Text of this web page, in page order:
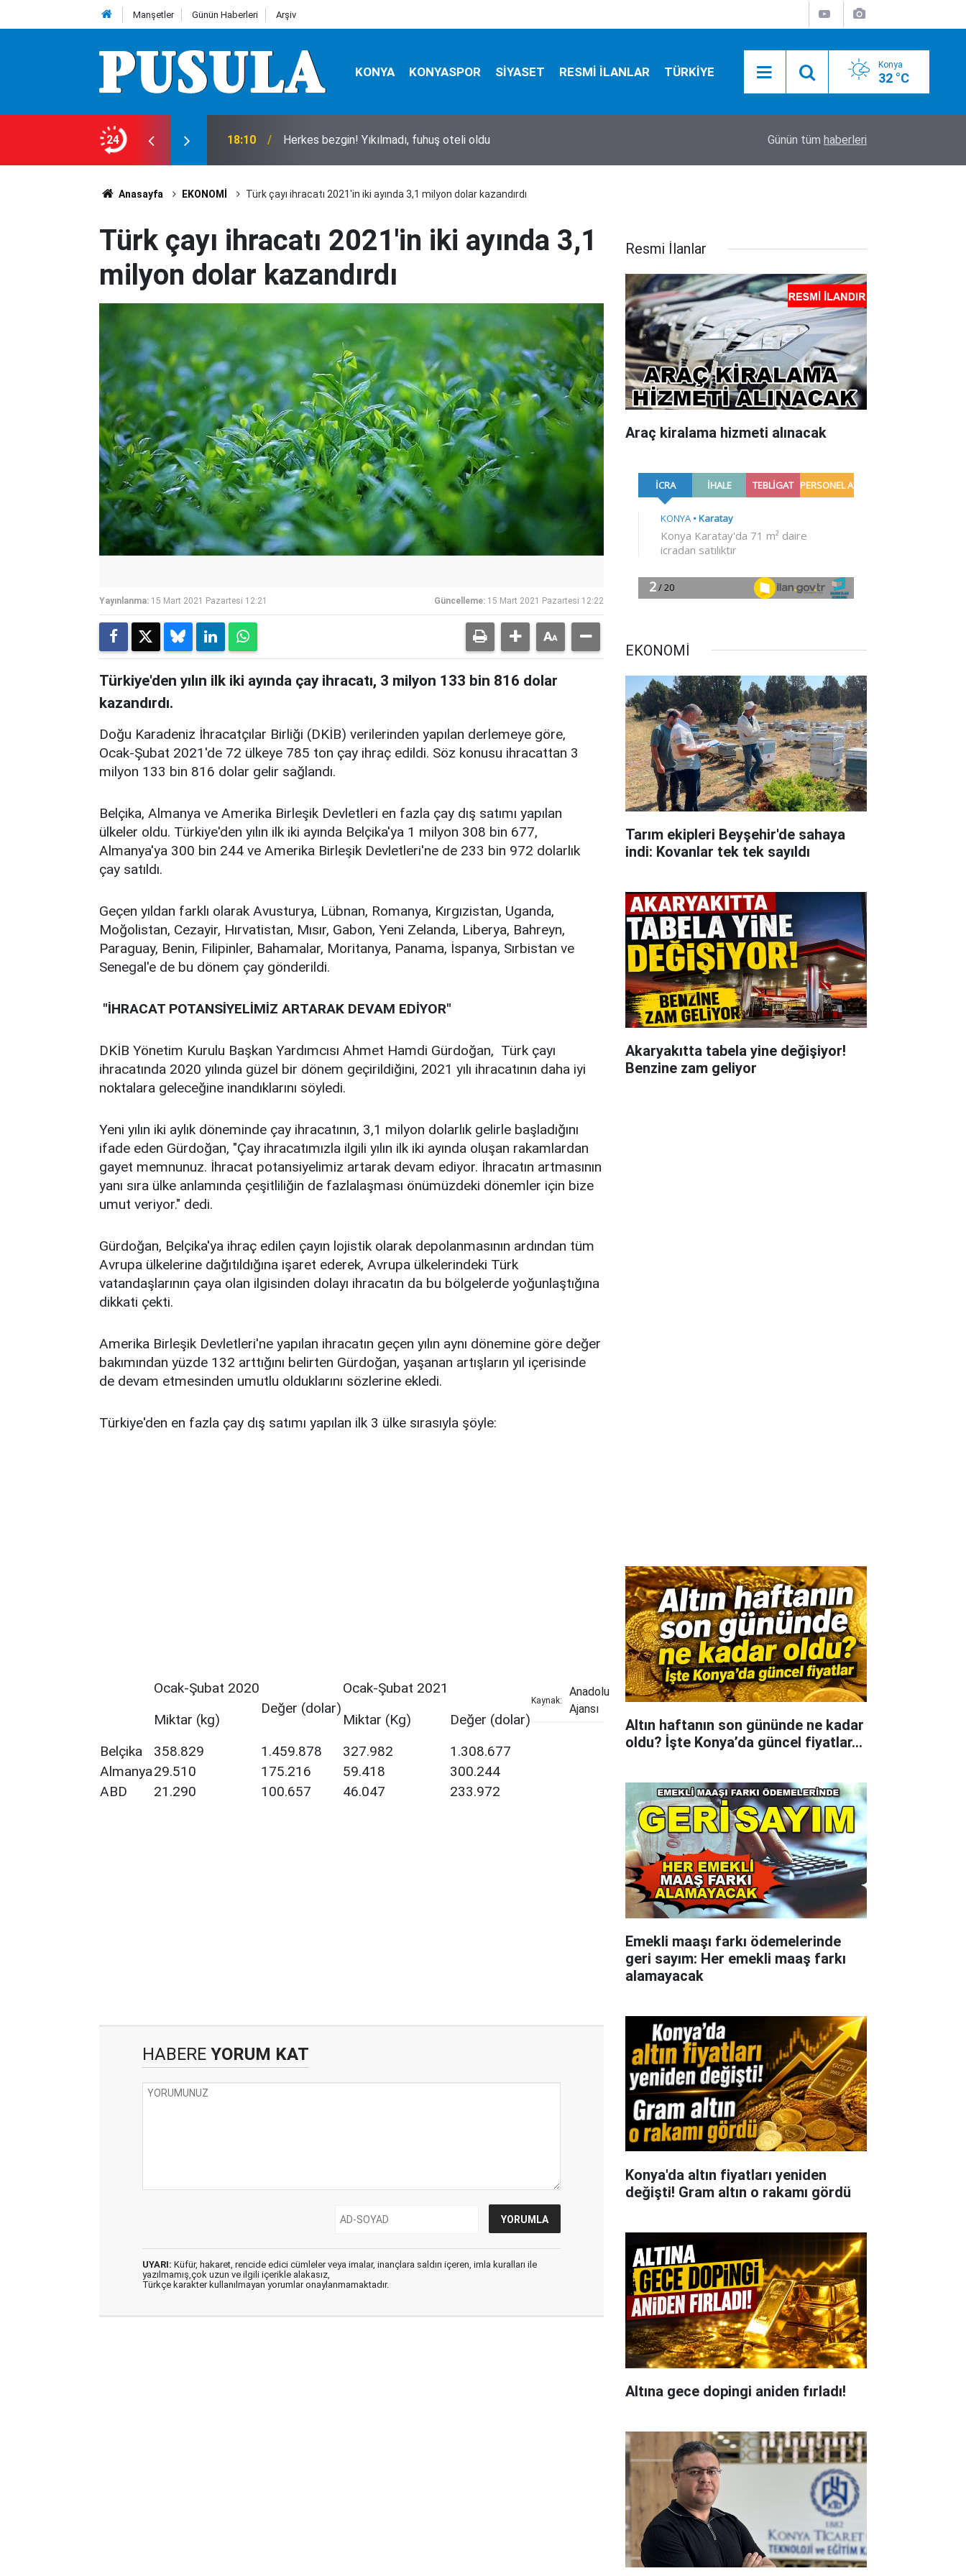
Manşetler Günün Haberleri Arşiv
KONYA KONYASPOR SİYASET RESMİ İLANLAR TÜRKİYE Konya
32 °C
24
Ağustos Cuma günü olup bitenler… 18:10 Herkes bezgin! Yıkılmadı, fuhuş oteli oldu Tarım ekipleri Beyşehir'de sahaya indi:
Günün tüm haberleri
Anasayfa EKONOMİ Türk çayı ihracatı 2021'in iki ayında 3,1 milyon dolar kazandırdı
Türk çayı ihracatı 2021'in iki ayında 3,1
milyon dolar kazandırdı
Yayınlanma: 15 Mart 2021 Pazartesi 12:21 Güncelleme: 15 Mart 2021 Pazartesi 12:22
Türkiye'den yılın ilk iki ayında çay ihracatı, 3 milyon 133 bin 816 dolar
kazandırdı.
Doğu Karadeniz İhracatçılar Birliği (DKİB) verilerinden yapılan derlemeye göre,
Ocak-Şubat 2021'de 72 ülkeye 785 ton çay ihraç edildi. Söz konusu ihracattan 3
milyon 133 bin 816 dolar gelir sağlandı.
Belçika, Almanya ve Amerika Birleşik Devletleri en fazla çay dış satımı yapılan
ülkeler oldu. Türkiye'den yılın ilk iki ayında Belçika'ya 1 milyon 308 bin 677,
Almanya'ya 300 bin 244 ve Amerika Birleşik Devletleri'ne de 233 bin 972 dolarlık
çay satıldı.
Geçen yıldan farklı olarak Avusturya, Lübnan, Romanya, Kırgızistan, Uganda,
Moğolistan, Cezayir, Hırvatistan, Mısır, Gabon, Yeni Zelanda, Liberya, Bahreyn,
Paraguay, Benin, Filipinler, Bahamalar, Moritanya, Panama, İspanya, Sırbistan ve
Senegal'e de bu dönem çay gönderildi.
"İHRACAT POTANSİYELİMİZ ARTARAK DEVAM EDİYOR"
DKİB Yönetim Kurulu Başkan Yardımcısı Ahmet Hamdi Gürdoğan, Türk çayı
ihracatında 2020 yılında güzel bir dönem geçirildiğini, 2021 yılı ihracatının daha iyi
noktalara geleceğine inandıklarını söyledi.
Yeni yılın iki aylık döneminde çay ihracatının, 3,1 milyon dolarlık gelirle başladığını
ifade eden Gürdoğan, "Çay ihracatımızla ilgili yılın ilk iki ayında oluşan rakamlardan
gayet memnunuz. İhracat potansiyelimiz artarak devam ediyor. İhracatın artmasının
yanı sıra ülke anlamında çeşitliliğin de fazlalaşması önümüzdeki dönemler için bize
umut veriyor." dedi.
Gürdoğan, Belçika'ya ihraç edilen çayın lojistik olarak depolanmasının ardından tüm
Avrupa ülkelerine dağıtıldığına işaret ederek, Avrupa ülkelerindeki Türk
vatandaşlarının çaya olan ilgisinden dolayı ihracatın da bu bölgelerde yoğunlaştığına
dikkati çekti.
Amerika Birleşik Devletleri'ne yapılan ihracatın geçen yılın aynı dönemine göre değer
bakımından yüzde 132 arttığını belirten Gürdoğan, yaşanan artışların yıl içerisinde
de devam etmesinden umutlu olduklarını sözlerine ekledi.
Türkiye'den en fazla çay dış satımı yapılan ilk 3 ülke sırasıyla şöyle:
Ocak-Şubat 2020
Ocak-Şubat 2021
Miktar (kg)
Değer (dolar)
Miktar (Kg)
Değer (dolar)
Belçika
358.829 1.459.878 327.982
1.308.677
Almanya29.510 175.216 59.418
300.244
ABD
21.290 100.657 46.047 233.972
Kaynak:
Anadolu
Ajansı
HABERE YORUM KAT
UYARI: Küfür, hakaret, rencide edici cümleler veya imalar, inançlara saldırı içeren, imla kuralları ile
yazılmamış,çok uzun ve ilgili içerikle alakasız,
Türkçe karakter kullanılmayan yorumlar onaylanmamaktadır.
Resmi İlanlar
Araç kiralama hizmeti alınacak
EKONOMİ
Tarım ekipleri Beyşehir'de sahaya
indi: Kovanlar tek tek sayıldı
Akaryakıtta tabela yine değişiyor!
Benzine zam geliyor
Altın haftanın son gününde ne kadar
oldu? İşte Konya’da güncel fiyatlar...
Emekli maaşı farkı ödemelerinde
geri sayım: Her emekli maaş farkı
alamayacak
Konya'da altın fiyatları yeniden
değişti! Gram altın o rakamı gördü
Altına gece dopingi aniden fırladı!